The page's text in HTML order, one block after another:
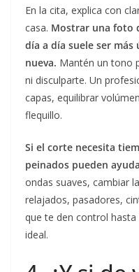
En la cita, explica con
casa. Mostrar una foto
día a día suele ser
nueva. Mantén un tono
ni disculparte. Un
capas, equilibrar
flequillo.
Si el corte necesita
peinados pueden
ondas suaves, cambiar
relajados, pasadores,
que te den control
ideal.